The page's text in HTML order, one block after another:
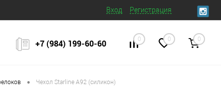
Вход Регистрация
+7 (984) 199‒60‒60 0 0 0
• Чехол Starline A92 (силикон)